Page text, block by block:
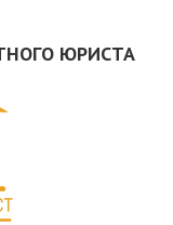
ЮРИСТА